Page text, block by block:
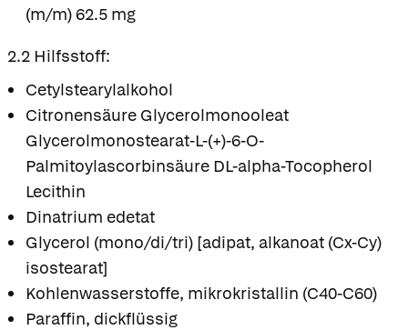
(m/m) 62.5 mg
2.2 Hilfsstoff:
Cetylstearylalkohol
Citronensäure Glycerolmonooleat
Glycerolmonostearat-L-(+)-6-O-
Palmitoylascorbinsäure DL-alpha-Tocopherol
Lecithin
Dinatrium edetat
Glycerol (mono/di/tri) [adipat, alkanoat (Cx-Cy)
isostearat]
Kohlenwasserstoffe, mikrokristallin (C40-C60)
Paraffin, dickflüssig